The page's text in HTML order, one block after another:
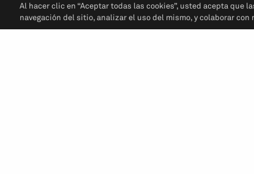
Al hacer clic en “Aceptar todas las cookies”, usted acepta que
navegación del sitio, analizar el uso del mismo, y colaborar